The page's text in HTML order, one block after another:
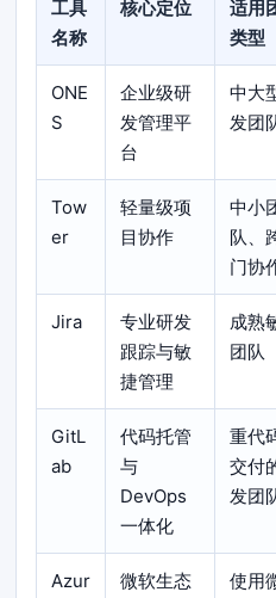
工具
名称
核心定位
适用
类型
ONE
S
企业级研
发管理平
台
中大
发团
Tow
er
轻量级项
目协作
中小
队、
门协
Jira
专业研发
跟踪与敏
捷管理
成熟
团队
GitL
ab
代码托管
与
DevOps
一体化
重代
交付
发团
Azur
微软生态
使用